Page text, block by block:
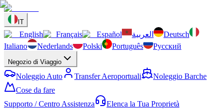
IT
English Français Español العربية
Deutsch
Italiano
Nederlands Polski Português Русский
Negozio di Viaggio
Noleggio Auto Transfer Aeroportuali
Noleggio Barche
Cose da fare
Supporto / Centro Assistenza
Elenca la Tua Proprietà